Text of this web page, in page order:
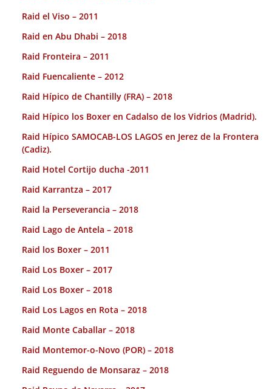
Raid el Viso – 2011
Raid en Abu Dhabi – 2018
Raid Fronteira – 2011
Raid Fuencaliente – 2012
Raid Hípico de Chantilly (FRA) – 2018
Raid Hípico los Boxer en Cadalso de los Vidrios (Madrid).
Raid Hípico SAMOCAB-LOS LAGOS en Jerez de la Frontera
(Cadiz).
Raid Hotel Cortijo ducha -2011
Raid Karrantza – 2017
Raid la Perseverancia – 2018
Raid Lago de Antela – 2018
Raid los Boxer – 2011
Raid Los Boxer – 2017
Raid Los Boxer – 2018
Raid Los Lagos en Rota – 2018
Raid Monte Caballar – 2018
Raid Montemor-o-Novo (POR) – 2018
Raid Reguendo de Monsaraz – 2018